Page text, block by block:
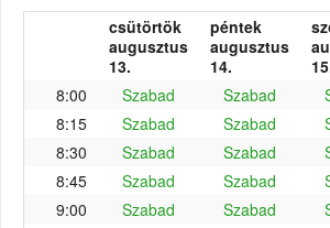
csütörtök
augusztus
13.
péntek
augusztus
14.
8:00
Szabad Szabad
8:15
Szabad Szabad
8:30
Szabad Szabad
8:45
Szabad Szabad
9:00
Szabad Szabad